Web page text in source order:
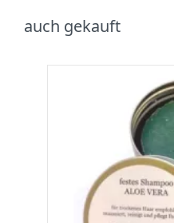
auch gekauft